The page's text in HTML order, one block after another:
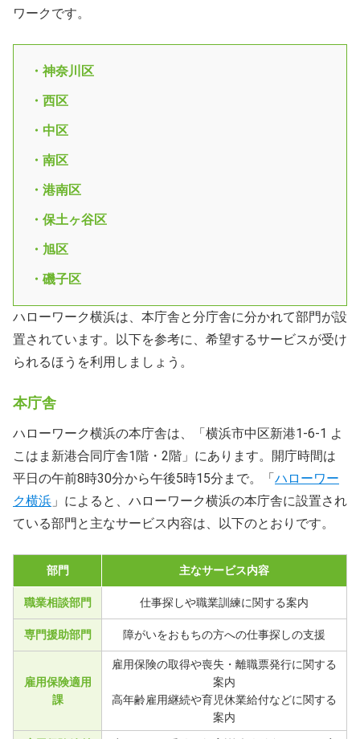
ワークです。
・神奈川区
・西区
・中区
・南区
・港南区
・保土ヶ谷区
・旭区
・磯子区
ハローワーク横浜は、本庁舎と分庁舎に分かれて部門が設
置されています。以下を参考に、希望するサービスが受け
られるほうを利用しましょう。
本庁舎
ハローワーク横浜の本庁舎は、「横浜市中区新港1-6-1 よ
こはま新港合同庁舎1階・2階」にあります。開庁時間は
平日の午前8時30分から午後5時15分まで。「 ハローワー
ク横浜 」によると、ハローワーク横浜の本庁舎に設置され
ている部門と主なサービス内容は、以下のとおりです。
部門 主なサービス内容
職業相談部門 仕事探しや職業訓練に関する案内
専門援助部門 障がいをおもちの方への仕事探しの支援
雇用保険適用
課
雇用保険の取得や喪失・離職票発行に関する
案内
高年齢雇用継続や育児休業給付などに関する
案内